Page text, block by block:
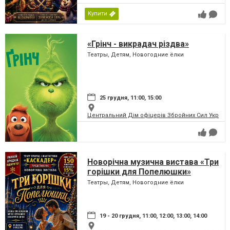
Купити
«Грінч - викрадач різдва»
Театры, Детям, Новогодние ёлки
25 грудня, 11:00, 15:00
Центральний Дім офіцерів Збройних Сил
Новорічна музична вистава «Три
горішки для Попелюшки»
Театры, Детям, Новогодние ёлки
19 - 20 грудня, 11:00, 12:00, 13:00, 14:00